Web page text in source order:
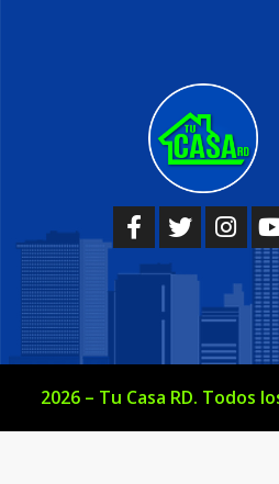
2026 – Tu Casa RD. Todos